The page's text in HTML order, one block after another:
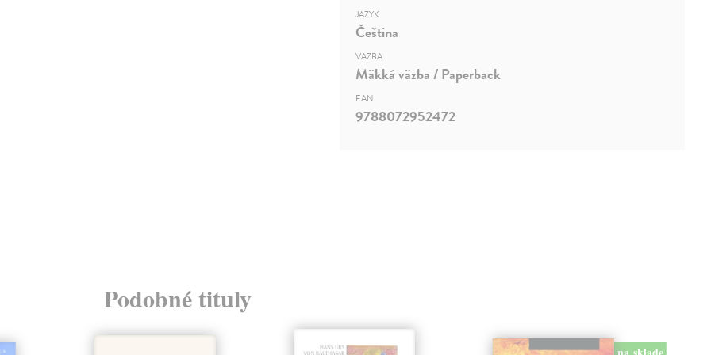
JAZYK
Čeština
VÄZBA
Mäkká väzba / Paperback
EAN
9788072952472
Podobné tituly